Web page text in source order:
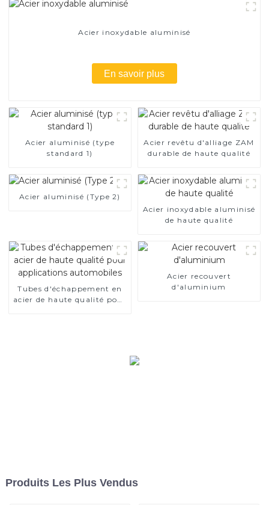
Acier inoxydable aluminisé
En savoir plus
Acier aluminisé (type
standard 1)
Acier revêtu d'alliage ZAM
durable de haute qualité
Acier aluminisé (Type 2)
Acier inoxydable aluminisé
de haute qualité
Tubes d'échappement en
acier de haute qualité pour
Acier recouvert
d'aluminium
Produits Les Plus Vendus